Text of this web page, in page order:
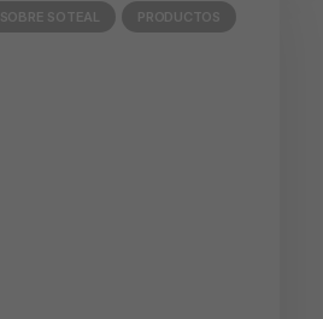
SOBRE SOTEAL PRODUCTOS